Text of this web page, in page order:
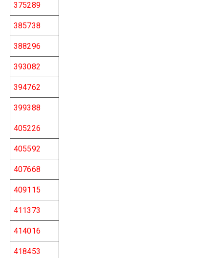
375289
385738
388296
393082
394762
399388
405226
405592
407668
409115
411373
414016
418453